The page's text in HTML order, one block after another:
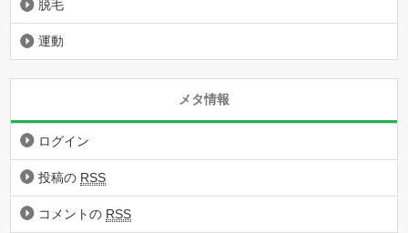
脱毛
運動
メタ情報
ログイン
投稿の RSS
コメントの RSS